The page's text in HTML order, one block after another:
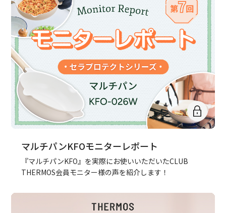
マルチパンKFOモニターレポート
『マルチパンKFO』を実際にお使いいただいたCLUB
THERMOS会員モニター様の声を紹介します！